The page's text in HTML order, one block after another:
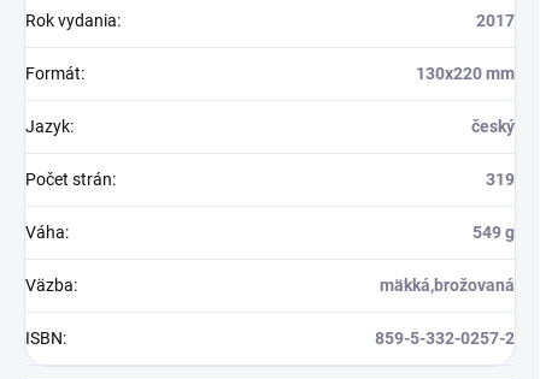
Rok vydania: 2017
Formát: 130x220 mm
Jazyk: český
Počet strán: 319
Váha: 549 g
Väzba: mäkká,brožovaná
ISBN: 859-5-332-0257-2